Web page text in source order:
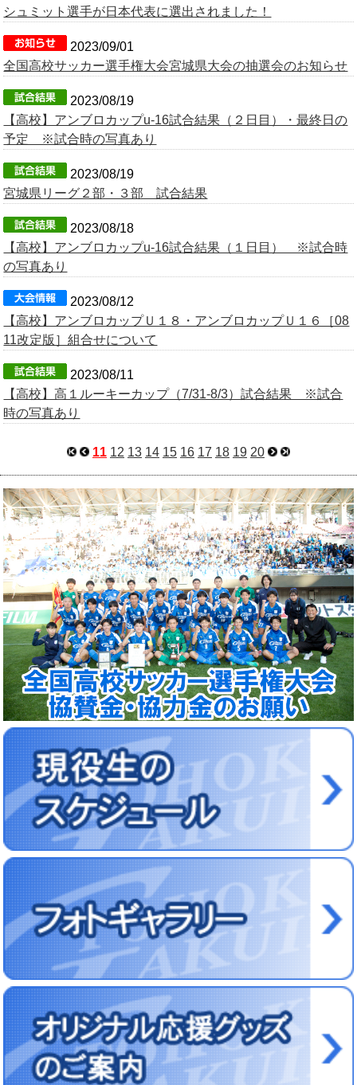
シュミット選手が日本代表に選出されました！
2023/09/01
全国高校サッカー選手権大会宮城県大会の抽選会のお知らせ
2023/08/19
【高校】アンブロカップu-16試合結果（２日目）・最終日の
予定 ※試合時の写真あり
2023/08/19
宮城県リーグ２部・３部 試合結果
2023/08/18
【高校】アンブロカップu-16試合結果（１日目） ※試合時
の写真あり
2023/08/12
【高校】アンブロカップＵ１８・アンブロカップＵ１６［08
11改定版］組合せについて
2023/08/11
【高校】高１ルーキーカップ（7/31-8/3）試合結果 ※試合
時の写真あり
11 12 13 14 15 16 17 18 19 20